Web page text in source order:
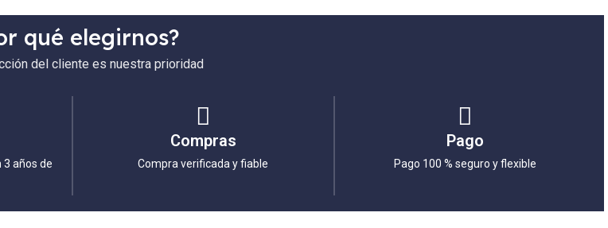
qué elegirnos?
del cliente es nuestra prioridad
años de
Compras
Compra verificada y fiable
Pago
Pago 100 % seguro y flexible